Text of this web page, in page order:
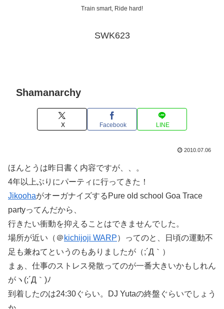
Train smart, Ride hard!
SWK623
Shamanarchy
X Facebook LINE
2010.07.06
ほんとうは昨日書く内容ですが、、。
4年以上ぶりにパーティに行ってきた！
JikoohaがオーガナイズするPure old school Goa Trace
partyってんだから、
行きたい衝動を抑えることはできませんでした。
場所が近い（＠ kichijoji WARP）ってのと、日頃の運動不
足も兼ねてというのもありましたが（;´Д｀）
まぁ、仕事のストレス発散ってのが一番大きいかもしれん
がヽ(;´Д｀)ﾉ
到着したのは24:30ぐらい。DJ Yutaの終盤ぐらいでしょう